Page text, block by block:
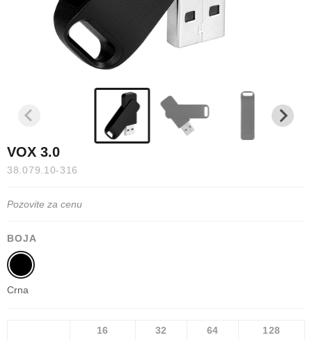
VOX 3.0
38.079.10-316
Pozovite za cenu
BOJA
Crna
16 32 64
128